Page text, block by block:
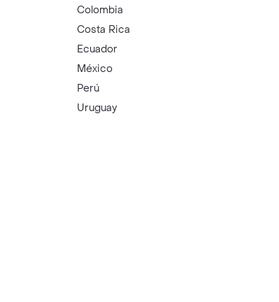
Colombia
Costa Rica
Ecuador
México
Perú
Uruguay